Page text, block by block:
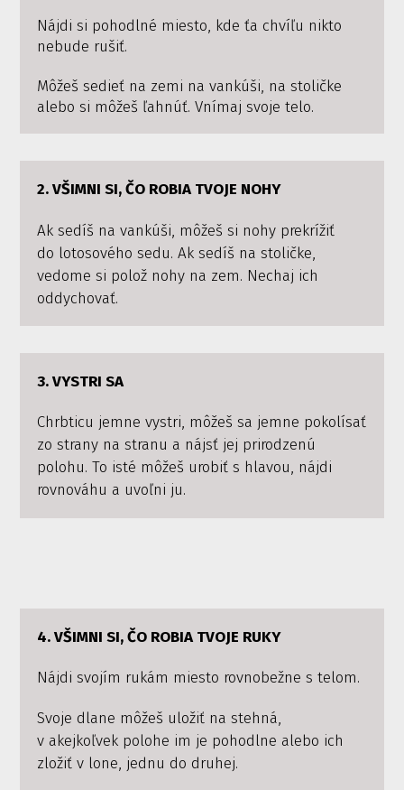
Nájdi si pohodlné miesto, kde ťa chvíľu nikto
nebude rušiť.
Môžeš sedieť na zemi na vankúši, na stoličke
alebo si môžeš ľahnúť. Vnímaj svoje telo.
2. VŠIMNI SI, ČO ROBIA TVOJE NOHY
Ak sedíš na vankúši, môžeš si nohy prekrížiť
do lotosového sedu. Ak sedíš na stoličke,
vedome si polož nohy na zem. Nechaj ich
oddychovať.
3. VYSTRI SA
Chrbticu jemne vystri, môžeš sa jemne pokolísať
zo strany na stranu a nájsť jej prirodzenú
polohu. To isté môžeš urobiť s hlavou, nájdi
rovnováhu a uvoľni ju.
4. VŠIMNI SI, ČO ROBIA TVOJE RUKY
Nájdi svojím rukám miesto rovnobežne s telom.
Svoje dlane môžeš uložiť na stehná,
v akejkoľvek polohe im je pohodlne alebo ich
zložiť v lone, jednu do druhej.